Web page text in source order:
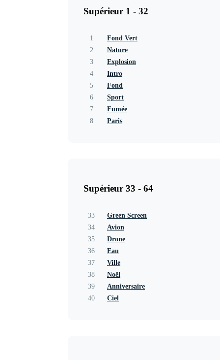
Supérieur 1 - 32
1
Fond Vert
2
Nature
3
Explosion
4
Intro
5
Fond
6
Sport
7
Fumée
8
Paris
Supérieur 33 - 64
33
Green Screen
34
Avion
35
Drone
36
Eau
37
Ville
38
Noël
39
Anniversaire
40
Ciel